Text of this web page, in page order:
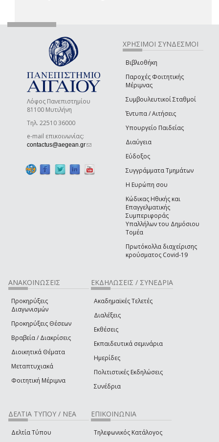
Λόφος Πανεπιστημίου
81100 Μυτιλήνη
Τηλ. 22510 36000
e-mail επικοινωνίας:
contactus@aegean.gr(link sends e-mail)
ΧΡΗΣΙΜΟΙ ΣΥΝΔΕΣΜΟΙ
Βιβλιοθήκη
Παροχές Φοιτητικής
Μέριμνας
Συμβουλευτικοί Σταθμοί
Έντυπα / Αιτήσεις
Υπουργείο Παιδείας
Διαύγεια
Εύδοξος
Συγγράμματα Τμημάτων
Η Ευρώπη σου
Κώδικας Ηθικής και
Επαγγελματικής
Συμπεριφοράς
Υπαλλήλων του Δημόσιου
Τομέα
Πρωτόκολλα διαχείρισης
κρούσματος Covid-19
ΑΝΑΚΟΙΝΩΣΕΙΣ
Προκηρύξεις
Διαγωνισμών
Προκηρύξεις Θέσεων
Βραβεία / Διακρίσεις
Διοικητικά Θέματα
Μεταπτυχιακά
Φοιτητική Μέριμνα
ΕΚΔΗΛΩΣΕΙΣ / ΣΥΝΕΔΡΙΑ
Ακαδημαϊκές Τελετές
Διαλέξεις
Εκθέσεις
Εκπαιδευτικά σεμινάρια
Ημερίδες
Πολιτιστικές Εκδηλώσεις
Συνέδρια
ΔΕΛΤΙΑ ΤΥΠΟΥ / ΝΕΑ
Δελτία Τύπου
ΕΠΙΚΟΙΝΩΝΙΑ
Τηλεφωνικός Κατάλογος